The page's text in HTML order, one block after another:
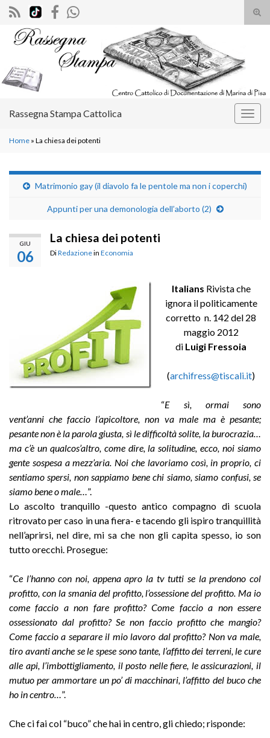
il
Search for:
Rassegna Stampa Cattolica
Home » La chiesa dei potenti
Matrimonio gay (il diavolo fa le pentole ma non i coperchi)
Appunti per una demonologia dell’aborto (2)
GIU
06
La chiesa dei potenti
DiRedazionein Economia
Italians Rivista che
ignora il politicamente
corretto n. 142 del 28
maggio 2012
di Luigi Fressoia
(archifress@tiscali.it)
“E sì, ormai sono
vent’anni che faccio l’apicoltore, non va male ma è pesante;
pesante non è la parola giusta, sì le difficoltà solite, la burocrazia…
ma c’è un qualcos’altro, come dire, la solitudine, ecco, noi siamo
gente sospesa a mezz’aria. Noi che lavoriamo così, in proprio, ci
sentiamo spersi, non sappiamo bene chi siamo, siamo confusi, se
siamo bene o male… ”.
Lo ascolto tranquillo -questo antico compagno di scuola
ritrovato per caso in una fiera- e tacendo gli ispiro tranquillità
nell’aprirsi, nel dire, mi sa che non gli capita spesso, io son
tutto orecchi. Prosegue:
“Ce l’hanno con noi, appena apro la tv tutti se la prendono col
profitto, con la smania del profitto, l’ossessione del profitto. Ma io
come faccio a non fare profitto? Come faccio a non essere
ossessionato dal profitto? Se non faccio profitto che mangio?
Come faccio a separare il mio lavoro dal profitto? Non va male,
tiro avanti anche se le spese sono tante, l’affitto dei terreni, le cure
alle api, l’imbottigliamento, il posto nelle fiere, le assicurazioni, il
mutuo per ammortare un po’ di macchinari, l’affitto del buco che
ho in centro… ”.
Che ci fai col “buco” che hai in centro, gli chiedo; risponde: